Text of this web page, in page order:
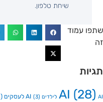
שיחת טלפון.
עמוד
AI
(3) AI לעסקים (4)